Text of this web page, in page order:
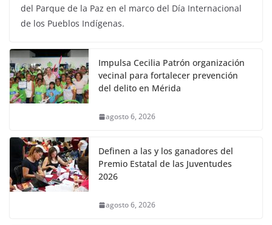
del Parque de la Paz en el marco del Día Internacional
de los Pueblos Indígenas.
Impulsa Cecilia Patrón organización
vecinal para fortalecer prevención
del delito en Mérida
agosto 6, 2026
Definen a las y los ganadores del
Premio Estatal de las Juventudes
2026
agosto 6, 2026